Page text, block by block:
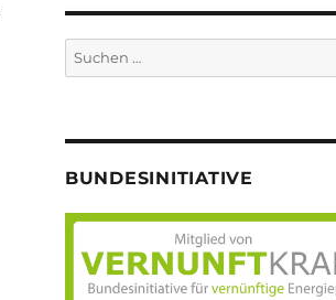
Suche
nach:
BUNDESINITIATIVE